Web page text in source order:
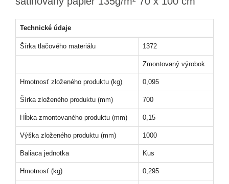
Technické údaje
Šírka tlačového materiálu 1372
Zmontovaný výrobok
Hmotnosť zloženého produktu (kg) 0,095
Šírka zloženého produktu (mm) 700
Hĺbka zmontovaného produktu (mm) 0,15
Výška zloženého produktu (mm) 1000
Baliaca jednotka Kus
Hmotnosť (kg) 0,295